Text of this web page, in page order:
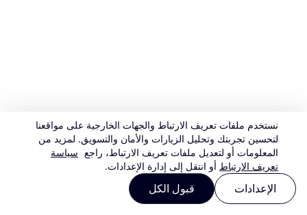
نستخدم ملفات تعريف الارتباط والجهات الخارجية على مواقعنا
لتحسين تجربتك وتحليل الزيارات والأمان والتسويق. لمزيد من
المعلومات أو لتعديل ملفات تعريف الارتباط، راجع سياسة
تعريف الارتباط أو انتقل إلى إدارة الإعدادات.
الإعدادات قبول الكل